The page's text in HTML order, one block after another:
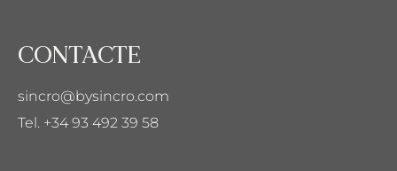
CONTACTE
sincro@bysincro.com
Tel. +34 93 492 39 58